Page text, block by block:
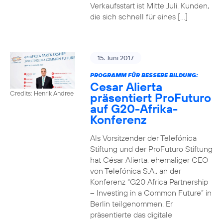
Verkaufsstart ist Mitte Juli. Kunden,
die sich schnell für eines […]
Credits: Henrik Andree
15. Juni 2017
PROGRAMM FÜR BESSERE BILDUNG:
Cesar Alierta
präsentiert ProFuturo
auf G20-Afrika-
Konferenz
Als Vorsitzender der Telefónica
Stiftung und der ProFuturo Stiftung
hat César Alierta, ehemaliger CEO
von Telefónica S.A., an der
Konferenz “G20 Africa Partnership
– Investing in a Common Future” in
Berlin teilgenommen. Er
präsentierte das digitale